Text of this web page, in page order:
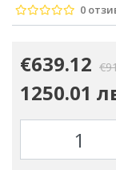
1 отвор на 1/2 за
0
€639.12
1250.01